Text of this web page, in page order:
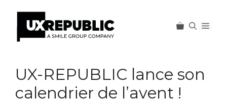
contenu
UX-REPUBLIC lance son
calendrier de l’avent !